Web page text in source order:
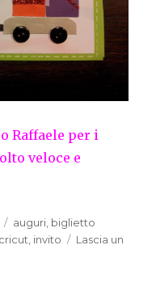
Raffaele per i
veloce e
Tag
auguri biglietto
cricut invito
Lascia un